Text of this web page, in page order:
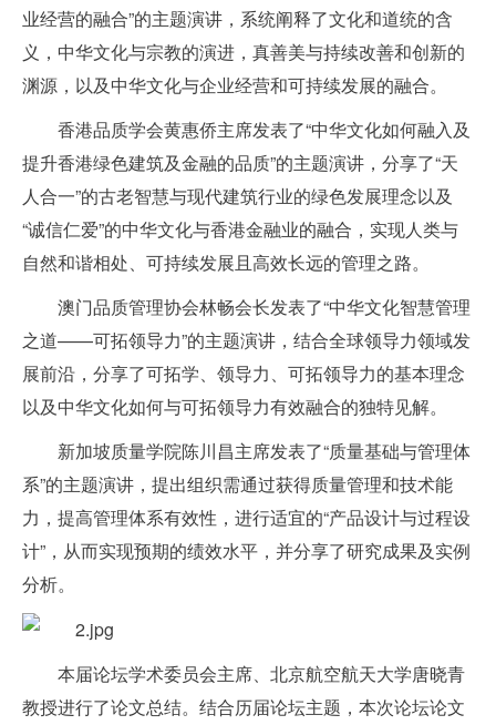
业经营的融合”的主题演讲，系统阐释了文化和道统的含
义，中华文化与宗教的演进，真善美与持续改善和创新的
渊源，以及中华文化与企业经营和可持续发展的融合。
香港品质学会黄惠侨主席发表了“中华文化如何融入及
提升香港绿色建筑及金融的品质”的主题演讲，分享了“天
人合一”的古老智慧与现代建筑行业的绿色发展理念以及
“诚信仁爱”的中华文化与香港金融业的融合，实现人类与
自然和谐相处、可持续发展且高效长远的管理之路。
澳门品质管理协会林畅会长发表了“中华文化智慧管理
之道——可拓领导力”的主题演讲，结合全球领导力领域发
展前沿，分享了可拓学、领导力、可拓领导力的基本理念
以及中华文化如何与可拓领导力有效融合的独特见解。
新加坡质量学院陈川昌主席发表了“质量基础与管理体
系”的主题演讲，提出组织需通过获得质量管理和技术能
力，提高管理体系有效性，进行适宜的“产品设计与过程设
计”，从而实现预期的绩效水平，并分享了研究成果及实例
分析。
本届论坛学术委员会主席、北京航空航天大学唐晓青
教授进行了论文总结。结合历届论坛主题，本次论坛论文